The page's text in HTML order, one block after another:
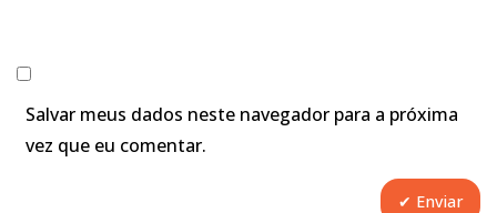
Salvar meus dados neste navegador para a próxima
vez que eu comentar.